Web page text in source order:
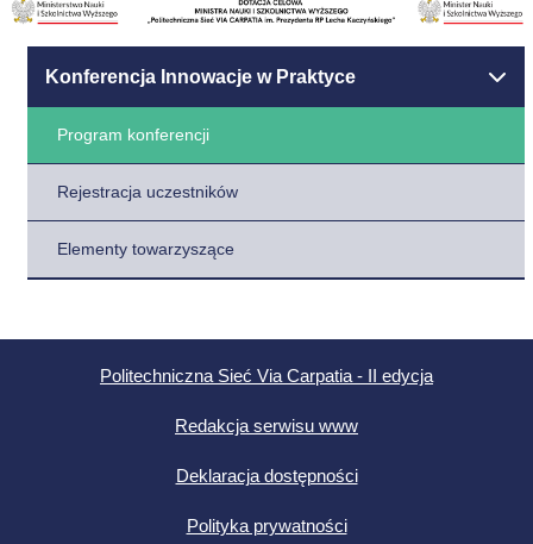
Konferencja Innowacje w Praktyce
Program konferencji
Rejestracja uczestników
Elementy towarzyszące
Politechniczna Sieć Via Carpatia - II edycja
Redakcja serwisu www
Deklaracja dostępności
Polityka prywatności